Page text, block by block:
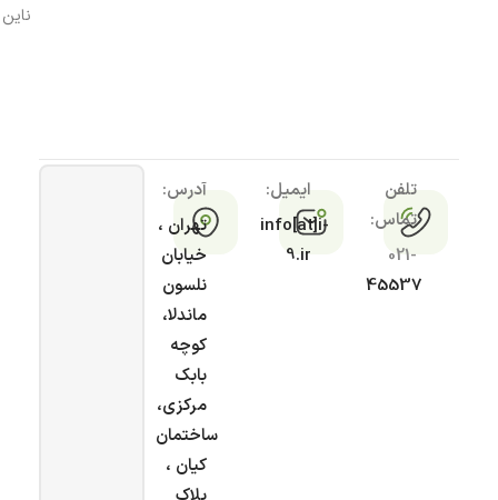
ناین
تلفن
تماس:
021-
45537
ایمیل:
info[at]i-
9.ir
آدرس:
تهران ،
خیابان
نلسون
ماندلا،
کوچه
بابک
مرکزی،
ساختمان
کیان ،